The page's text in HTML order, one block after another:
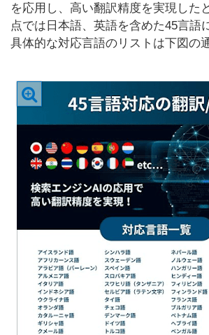
を応用し、高い翻訳精度を実現した
点では日本語、英語を含めた45言語
具体的な対応言語のリストは下図の